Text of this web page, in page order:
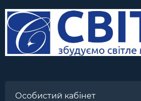
Особистий кабінет